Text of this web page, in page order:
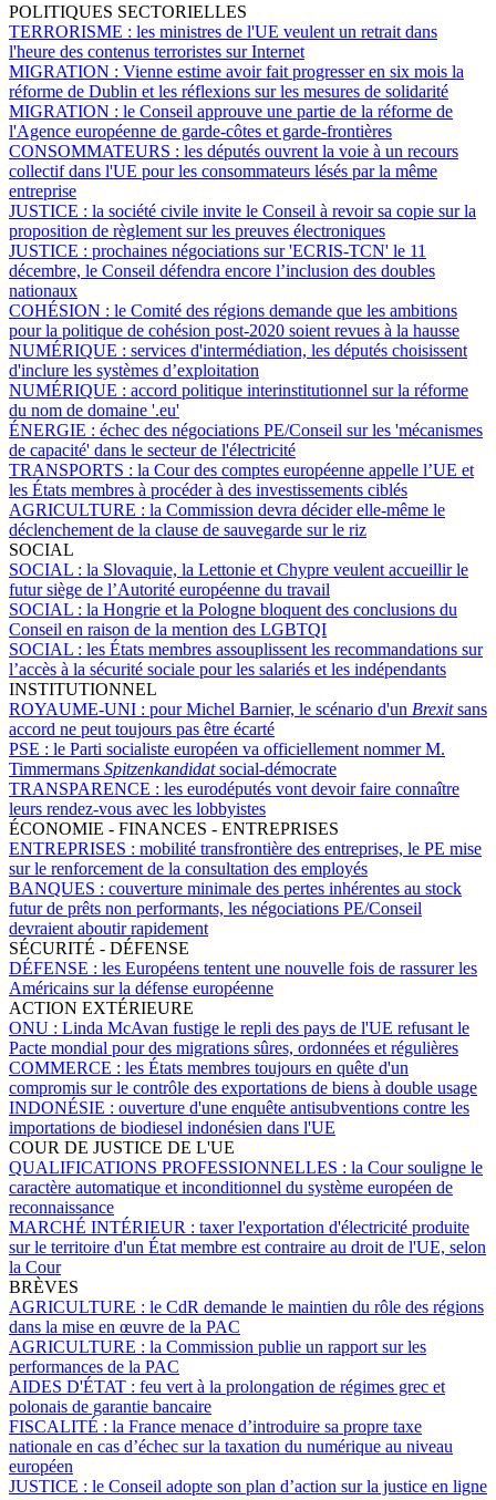
POLITIQUES SECTORIELLES
TERRORISME : les ministres de l'UE veulent un retrait dans
l'heure des contenus terroristes sur Internet
MIGRATION : Vienne estime avoir fait progresser en six mois la
réforme de Dublin et les réflexions sur les mesures de solidarité
MIGRATION : le Conseil approuve une partie de la réforme de
l'Agence européenne de garde-côtes et garde-frontières
CONSOMMATEURS : les députés ouvrent la voie à un recours
collectif dans l'UE pour les consommateurs lésés par la même
entreprise
JUSTICE : la société civile invite le Conseil à revoir sa copie sur la
proposition de règlement sur les preuves électroniques
JUSTICE : prochaines négociations sur 'ECRIS-TCN' le 11
décembre, le Conseil défendra encore l’inclusion des doubles
nationaux
COHÉSION : le Comité des régions demande que les ambitions
pour la politique de cohésion post-2020 soient revues à la hausse
NUMÉRIQUE : services d'intermédiation, les députés choisissent
d'inclure les systèmes d’exploitation
NUMÉRIQUE : accord politique interinstitutionnel sur la réforme
du nom de domaine '.eu'
ÉNERGIE : échec des négociations PE/Conseil sur les 'mécanismes
de capacité' dans le secteur de l'électricité
TRANSPORTS : la Cour des comptes européenne appelle l’UE et
les États membres à procéder à des investissements ciblés
AGRICULTURE : la Commission devra décider elle-même le
déclenchement de la clause de sauvegarde sur le riz
SOCIAL
SOCIAL : la Slovaquie, la Lettonie et Chypre veulent accueillir le
futur siège de l’Autorité européenne du travail
SOCIAL : la Hongrie et la Pologne bloquent des conclusions du
Conseil en raison de la mention des LGBTQI
SOCIAL : les États membres assouplissent les recommandations sur
l’accès à la sécurité sociale pour les salariés et les indépendants
INSTITUTIONNEL
ROYAUME-UNI : pour Michel Barnier, le scénario d'un Brexitsans
accord ne peut toujours pas être écarté
PSE : le Parti socialiste européen va officiellement nommer M.
Timmermans Spitzenkandidatsocial-démocrate
TRANSPARENCE : les eurodéputés vont devoir faire connaître
leurs rendez-vous avec les lobbyistes
ÉCONOMIE - FINANCES - ENTREPRISES
ENTREPRISES : mobilité transfrontière des entreprises, le PE mise
sur le renforcement de la consultation des employés
BANQUES : couverture minimale des pertes inhérentes au stock
futur de prêts non performants, les négociations PE/Conseil
devraient aboutir rapidement
SÉCURITÉ - DÉFENSE
DÉFENSE : les Européens tentent une nouvelle fois de rassurer les
Américains sur la défense européenne
ACTION EXTÉRIEURE
ONU : Linda McAvan fustige le repli des pays de l'UE refusant le
Pacte mondial pour des migrations sûres, ordonnées et régulières
COMMERCE : les États membres toujours en quête d'un
compromis sur le contrôle des exportations de biens à double usage
INDONÉSIE : ouverture d'une enquête antisubventions contre les
importations de biodiesel indonésien dans l'UE
COUR DE JUSTICE DE L'UE
QUALIFICATIONS PROFESSIONNELLES : la Cour souligne le
caractère automatique et inconditionnel du système européen de
reconnaissance
MARCHÉ INTÉRIEUR : taxer l'exportation d'électricité produite
sur le territoire d'un État membre est contraire au droit de l'UE, selon
la Cour
BRÈVES
AGRICULTURE : le CdR demande le maintien du rôle des régions
dans la mise en œuvre de la PAC
AGRICULTURE : la Commission publie un rapport sur les
performances de la PAC
AIDES D'ÉTAT : feu vert à la prolongation de régimes grec et
polonais de garantie bancaire
FISCALITÉ : la France menace d’introduire sa propre taxe
nationale en cas d’échec sur la taxation du numérique au niveau
européen
JUSTICE : le Conseil adopte son plan d’action sur la justice en ligne